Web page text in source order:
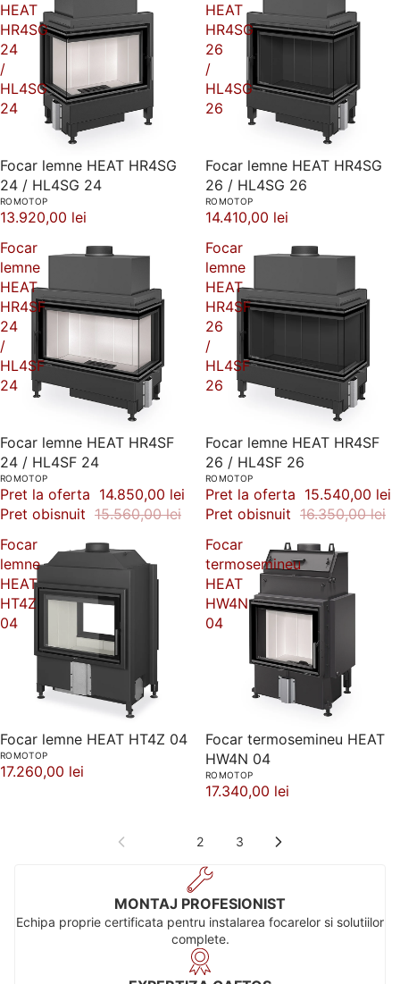
HEAT
HR4SG
24
/
HL4SG
24
Focar lemne HEAT HR4SG
24 / HL4SG 24
ROMOTOP
13.920,00 lei
HEAT
HR4SG
26
/
HL4SG
26
Focar lemne HEAT HR4SG
26 / HL4SG 26
ROMOTOP
14.410,00 lei
Focar
lemne
HEAT
HR4SF
24
/
HL4SF
24
-5%
Focar lemne HEAT HR4SF
24 / HL4SF 24
ROMOTOP
Pret la oferta 14.850,00 lei
Pret obisnuit 15.560,00 lei
Focar
lemne
HEAT
HR4SF
26
/
HL4SF
26
-5%
Focar lemne HEAT HR4SF
26 / HL4SF 26
ROMOTOP
Pret la oferta 15.540,00 lei
Pret obisnuit 16.350,00 lei
Focar
lemne
HEAT
HT4Z
04
Focar lemne HEAT HT4Z 04
ROMOTOP
17.260,00 lei
Focar
termosemineu
HEAT
HW4N
04
Focar termosemineu HEAT
HW4N 04
ROMOTOP
17.340,00 lei
2 3
MONTAJ PROFESIONIST
Echipa proprie certificata pentru instalarea focarelor si solutiilor
complete.